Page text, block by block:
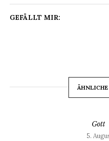
GEFÄLLT MIR:
ÄHNLICHE
Gott
5.